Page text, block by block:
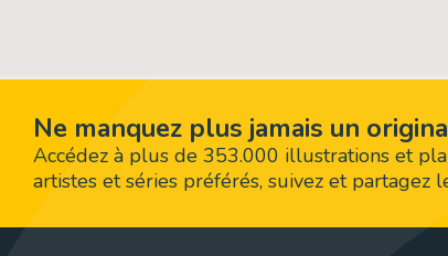
Ne manquez plus jamais un
Accédez à plus de 353.000 illustrations et
artistes et séries préférés, suivez et